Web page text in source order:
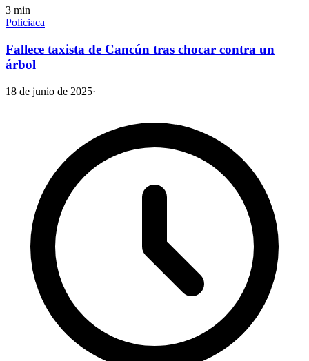
3 min
Policiaca
Fallece taxista de Cancún tras chocar contra un
árbol
18 de junio de 2025·